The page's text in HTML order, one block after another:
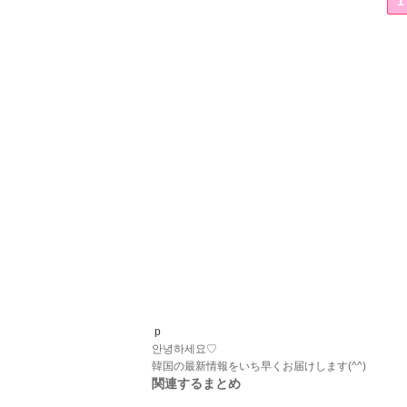
p
안녕하세요♡
韓国の最新情報をいち早くお届けします(^^)
関連するまとめ